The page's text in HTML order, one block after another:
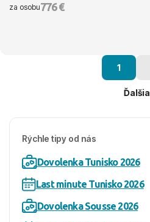
za osobu776 €
1
Ďalšia
Rýchle tipy od nás
Dovolenka Tunisko 2026
Last minute Tunisko 2026
Dovolenka Sousse 2026